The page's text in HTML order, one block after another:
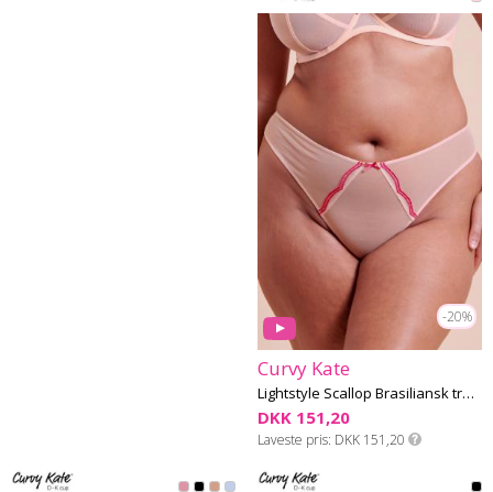
-20%
Curvy Kate
Lightstyle Scallop Brasiliansk trusse
DKK 151,20
Laveste pris DKK 151,20